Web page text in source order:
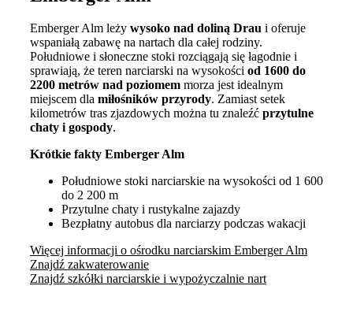
Emberger Alm leży wysoko nad doliną Drau i oferuje
wspaniałą zabawę na nartach dla całej rodziny.
Południowe i słoneczne stoki rozciągają się łagodnie i
sprawiają, że teren narciarski na wysokości od 1600 do
2200 metrów nad poziomem morza jest idealnym
miejscem dla miłośników przyrody. Zamiast setek
kilometrów tras zjazdowych można tu znaleźć przytulne
chaty i gospody.
Krótkie fakty Emberger Alm
Południowe stoki narciarskie na wysokości od 1 600
do 2 200 m
Przytulne chaty i rustykalne zajazdy
Bezpłatny autobus dla narciarzy podczas wakacji
Więcej informacji o ośrodku narciarskim Emberger Alm
Znajdź zakwaterowanie
Znajdź szkółki narciarskie i wypożyczalnie nart